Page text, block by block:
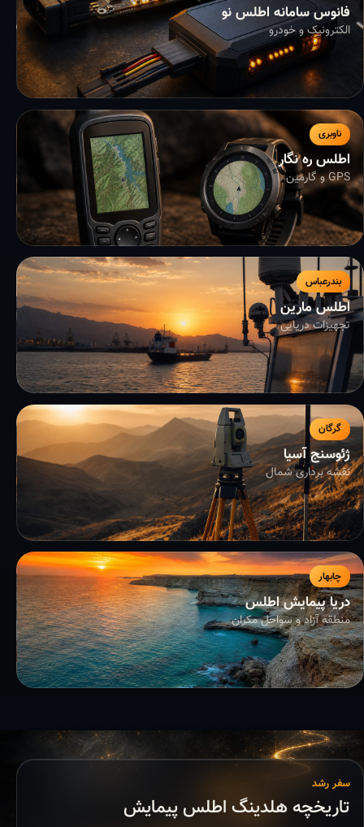
فانوس سامانه اطلس نو
الکترونیک و خودرو
ناوبری
اطلس ره نگار
GPS و گارمین
بندرعباس
اطلس مارین
تجهیزات دریایی
گرگان
ژئوسنج آسیا
نقشه برداری شمال
چابهار
دریا پیمایش اطلس
منطقه آزاد و سواحل مکران
سفر رشد
تاریخچه هلدینگ اطلس پیمایش